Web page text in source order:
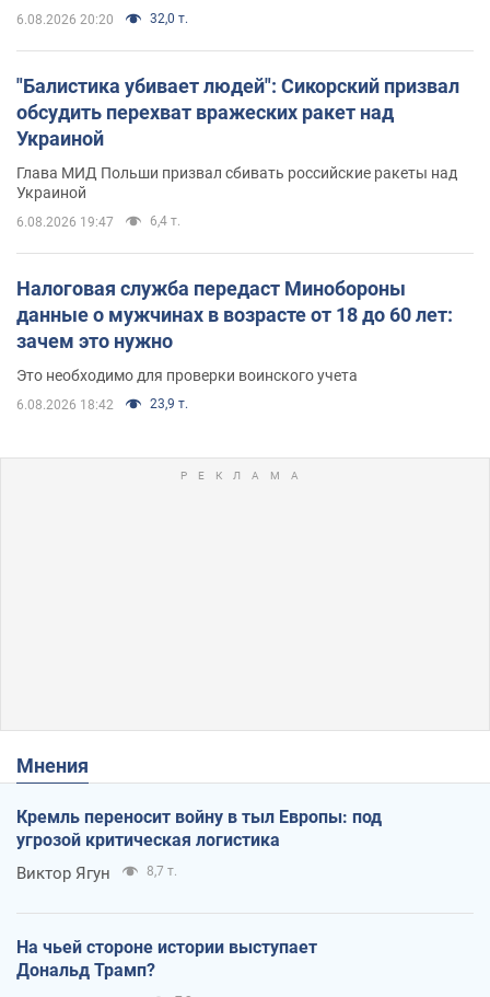
6.08.2026 20:20 32,0 т.
"Балистика убивает людей": Сикорский призвал
обсудить перехват вражеских ракет над
Украиной
Глава МИД Польши призвал сбивать российские ракеты над
Украиной
6.08.2026 19:47 6,4 т.
Налоговая служба передаст Минобороны
данные о мужчинах в возрасте от 18 до 60 лет:
зачем это нужно
Это необходимо для проверки воинского учета
6.08.2026 18:42 23,9 т.
Мнения
Кремль переносит войну в тыл Европы: под
угрозой критическая логистика
Виктор Ягун 8,7 т.
На чьей стороне истории выступает
Дональд Трамп?